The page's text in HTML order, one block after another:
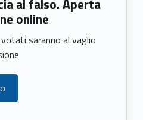
al falso. Aperta
online
saranno al vaglio